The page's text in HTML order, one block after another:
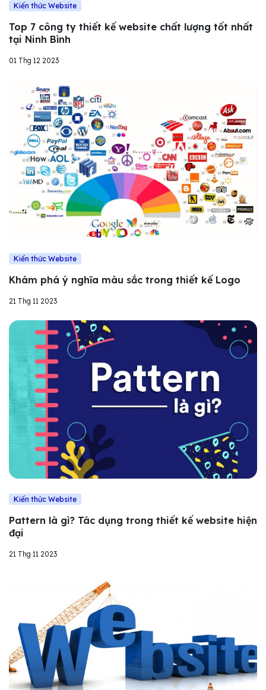
Kiến thức Website
Top 7 công ty thiết kế website chất lượng tốt nhất
tại Ninh Bình
01 Thg 12 2023
Kiến thức Website
Khám phá ý nghĩa màu sắc trong thiết kế Logo
21 Thg 11 2023
Kiến thức Website
Pattern là gì? Tác dụng trong thiết kế website hiện
đại
21 Thg 11 2023